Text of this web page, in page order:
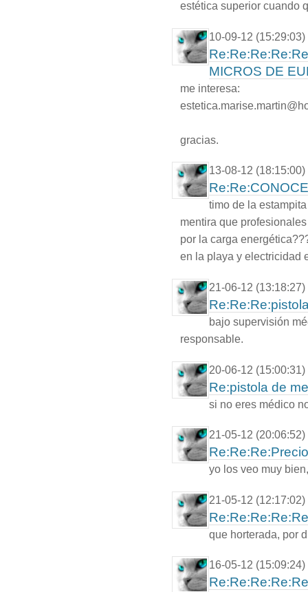
estética superior cuando
10-09-12 (15:29:03)
MICROS DE
me interesa:
gracias.
13-08-12 (18:15:00)
timo de la
mentira que
por la carga
en la playa y electricidad
21-06-12 (13:18:27)
bajo supervisión
responsable.
20-06-12 (15:00:31)
Re:pistola de
si no eres médico
21-05-12 (20:06:52)
yo los veo muy
21-05-12 (12:17:02)
que horterada, por
16-05-12 (15:09:24)